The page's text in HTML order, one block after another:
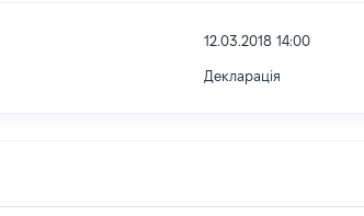
12.03.2018 14:00
Декларація